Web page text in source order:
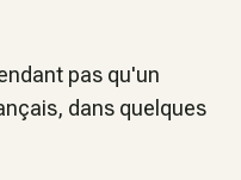
pas qu'un
dans quelques